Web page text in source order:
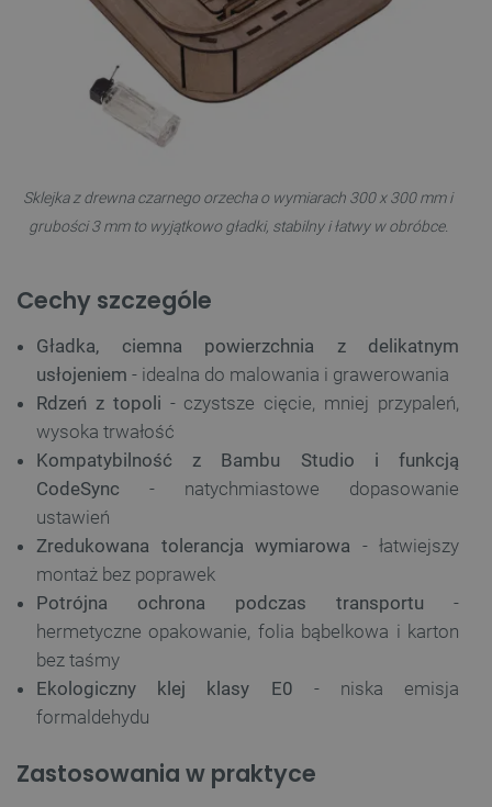
Sklejka z drewna czarnego orzecha o wymiarach 300 x 300 mm i
grubości 3 mm to wyjątkowo gładki, stabilny i łatwy w obróbce.
Cechy szczególe
Gładka, ciemna powierzchnia z delikatnym
usłojeniem - idealna do malowania i grawerowania
Rdzeń z topoli - czystsze cięcie, mniej przypaleń,
wysoka trwałość
Kompatybilność z Bambu Studio i funkcją
CodeSync - natychmiastowe dopasowanie
ustawień
Zredukowana tolerancja wymiarowa - łatwiejszy
montaż bez poprawek
Potrójna ochrona podczas transportu -
hermetyczne opakowanie, folia bąbelkowa i karton
bez taśmy
Ekologiczny klej klasy E0 - niska emisja
formaldehydu
Zastosowania w praktyce